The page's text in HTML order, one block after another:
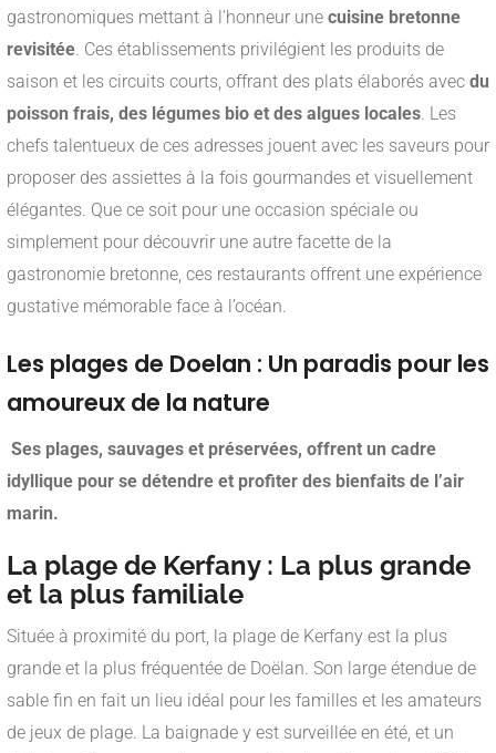
gastronomiques mettant à l’honneur une cuisine bretonne
revisitée. Ces établissements privilégient les produits de
saison et les circuits courts, offrant des plats élaborés avec du
poisson frais, des légumes bio et des algues locales. Les
chefs talentueux de ces adresses jouent avec les saveurs pour
proposer des assiettes à la fois gourmandes et visuellement
élégantes. Que ce soit pour une occasion spéciale ou
simplement pour découvrir une autre facette de la
gastronomie bretonne, ces restaurants offrent une expérience
gustative mémorable face à l’océan.
Les plages de Doelan : Un paradis pour les
amoureux de la nature
Ses plages, sauvages et préservées, offrent un cadre
idyllique pour se détendre et profiter des bienfaits de l’air
marin.
La plage de Kerfany : La plus grande
et la plus familiale
Située à proximité du port, la plage de Kerfany est la plus
grande et la plus fréquentée de Doëlan. Son large étendue de
sable fin en fait un lieu idéal pour les familles et les amateurs
de jeux de plage. La baignade y est surveillée en été, et un